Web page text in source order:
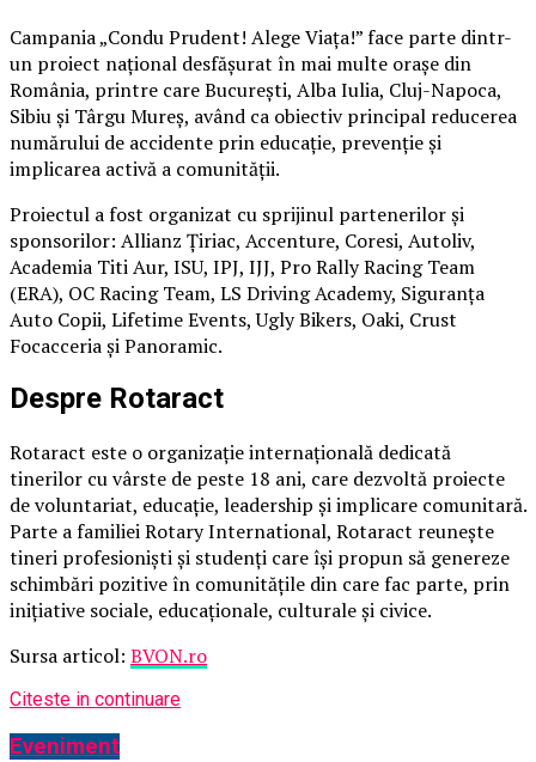
Campania „Condu Prudent! Alege Viața!” face parte dintr-
un proiect național desfășurat în mai multe orașe din
România, printre care București, Alba Iulia, Cluj-Napoca,
Sibiu și Târgu Mureș, având ca obiectiv principal reducerea
numărului de accidente prin educație, prevenție și
implicarea activă a comunității.
Proiectul a fost organizat cu sprijinul partenerilor și
sponsorilor: Allianz Țiriac, Accenture, Coresi, Autoliv,
Academia Titi Aur, ISU, IPJ, IJJ, Pro Rally Racing Team
(ERA), OC Racing Team, LS Driving Academy, Siguranța
Auto Copii, Lifetime Events, Ugly Bikers, Oaki, Crust
Focacceria și Panoramic.
Despre Rotaract
Rotaract este o organizație internațională dedicată
tinerilor cu vârste de peste 18 ani, care dezvoltă proiecte
de voluntariat, educație, leadership și implicare comunitară.
Parte a familiei Rotary International, Rotaract reunește
tineri profesioniști și studenți care își propun să genereze
schimbări pozitive în comunitățile din care fac parte, prin
inițiative sociale, educaționale, culturale și civice.
Sursa articol: BVON.ro
Citeste in continuare
Eveniment